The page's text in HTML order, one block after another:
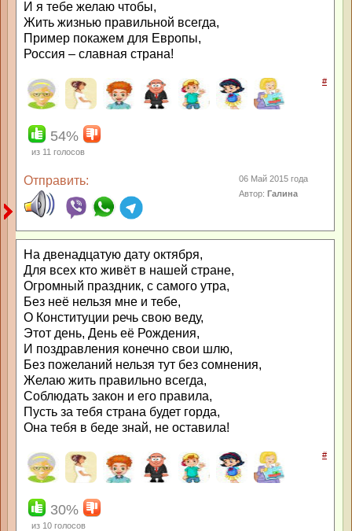
И я тебе желаю чтобы,
Жить жизнью правильной всегда,
Пример покажем для Европы,
Россия – славная страна!
#
54%
из 11 голосов
Отправить:
06 Май 2015 года
Автор:Галина
На двенадцатую дату октября,
Для всех кто живёт в нашей стране,
Огромный праздник, с самого утра,
Без неё нельзя мне и тебе,
О Конституции речь свою веду,
Этот день, День её Рождения,
И поздравления конечно свои шлю,
Без пожеланий нельзя тут без сомнения,
Желаю жить правильно всегда,
Соблюдать закон и его правила,
Пусть за тебя страна будет горда,
Она тебя в беде знай, не оставила!
#
30%
из 10 голосов